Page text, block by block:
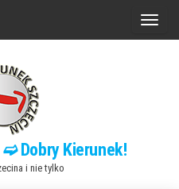
P
Dobry Kierunek!
i nie tylko